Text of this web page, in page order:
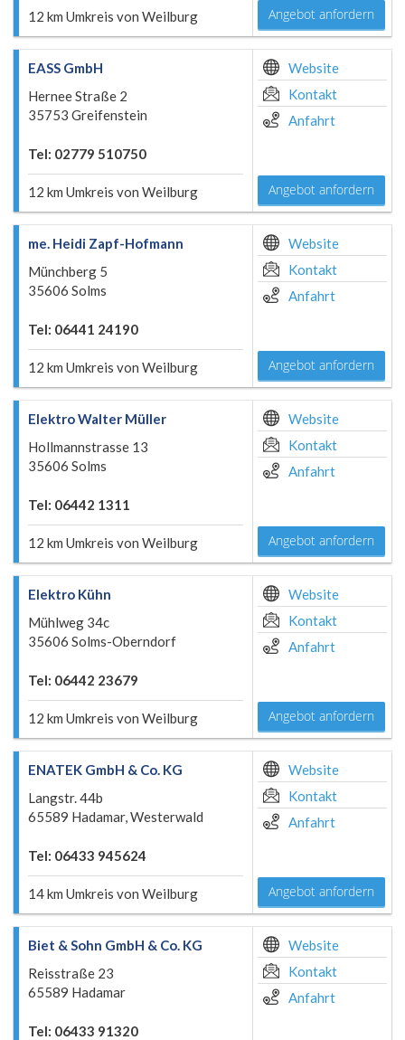
12 km Umkreis von Weilburg Angebot anfordern
EASS GmbH
Hernee Straße 2
35753 Greifenstein
Tel: 02779 510750
12 km Umkreis von Weilburg
Website
Kontakt
Anfahrt
Angebot anfordern
me. Heidi Zapf-Hofmann
Münchberg 5
35606 Solms
Tel: 06441 24190
12 km Umkreis von Weilburg
Website
Kontakt
Anfahrt
Angebot anfordern
Elektro Walter Müller
Hollmannstrasse 13
35606 Solms
Tel: 06442 1311
12 km Umkreis von Weilburg
Website
Kontakt
Anfahrt
Angebot anfordern
Elektro Kühn
Mühlweg 34c
35606 Solms-Oberndorf
Tel: 06442 23679
12 km Umkreis von Weilburg
Website
Kontakt
Anfahrt
Angebot anfordern
ENATEK GmbH & Co. KG
Langstr. 44b
65589 Hadamar, Westerwald
Tel: 06433 945624
14 km Umkreis von Weilburg
Website
Kontakt
Anfahrt
Angebot anfordern
Biet & Sohn GmbH & Co. KG
Reisstraße 23
65589 Hadamar
Tel: 06433 91320
Website
Kontakt
Anfahrt